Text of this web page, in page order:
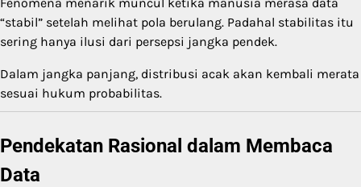
“stabil” setelah melihat pola berulang. Padahal stabilitas itu
sering hanya ilusi dari persepsi jangka pendek.
Dalam jangka panjang, distribusi acak akan kembali merata
sesuai hukum probabilitas.
Pendekatan Rasional dalam Membaca
Data